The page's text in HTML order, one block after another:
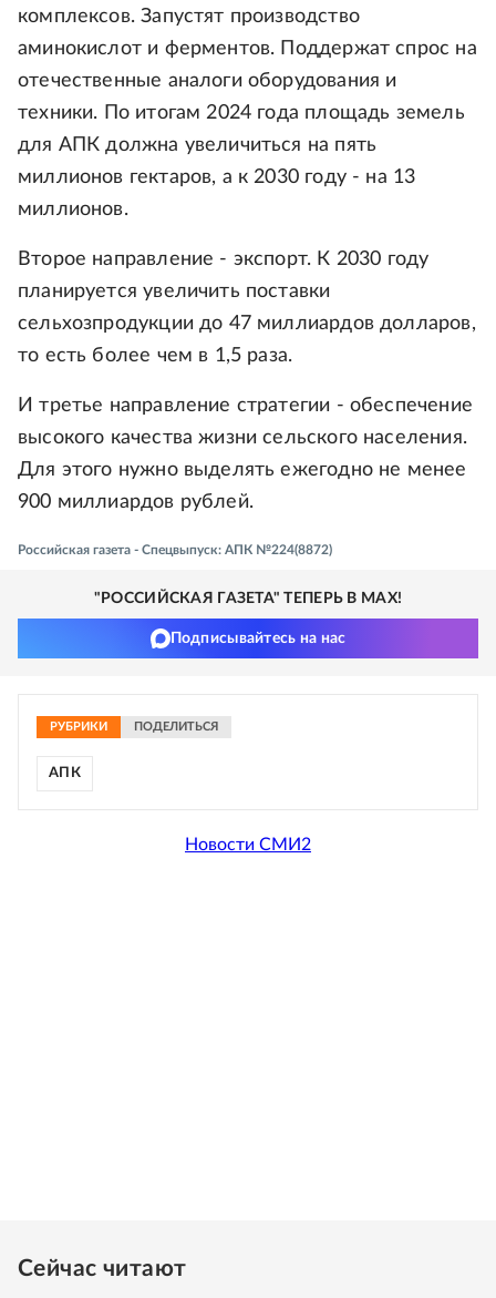
комплексов. Запустят производство
аминокислот и ферментов. Поддержат спрос на
отечественные аналоги оборудования и
техники. По итогам 2024 года площадь земель
для АПК должна увеличиться на пять
миллионов гектаров, а к 2030 году - на 13
миллионов.
Второе направление - экспорт. К 2030 году
планируется увеличить поставки
сельхозпродукции до 47 миллиардов долларов,
то есть более чем в 1,5 раза.
И третье направление стратегии - обеспечение
высокого качества жизни сельского населения.
Для этого нужно выделять ежегодно не менее
900 миллиардов рублей.
Российская газета - Спецвыпуск: АПК №224(8872)
"РОССИЙСКАЯ ГАЗЕТА" ТЕПЕРЬ В MAX!
Подписывайтесь на нас
РУБРИКИ ПОДЕЛИТЬСЯ
АПК
Новости СМИ2
Сейчас читают